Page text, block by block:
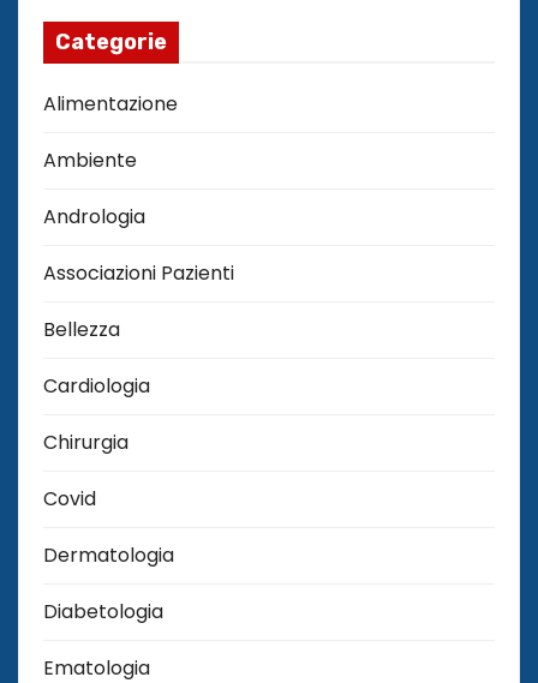
Categorie
Alimentazione
Ambiente
Andrologia
Associazioni Pazienti
Bellezza
Cardiologia
Chirurgia
Covid
Dermatologia
Diabetologia
Ematologia